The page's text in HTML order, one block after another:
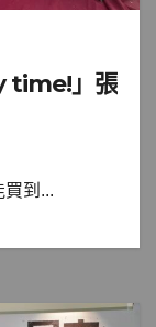
time!」張
買到...